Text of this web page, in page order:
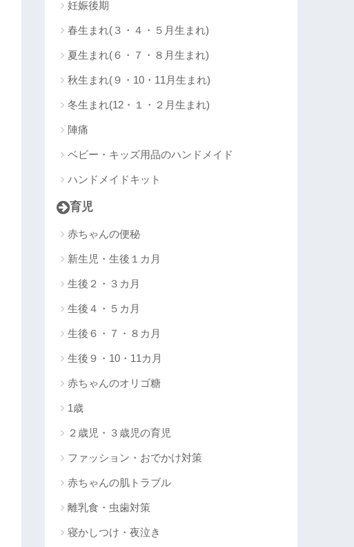
妊娠後期
春生まれ(３・４・５月生まれ)
夏生まれ(６・７・８月生まれ)
秋生まれ(９・10・11月生まれ)
冬生まれ(12・１・２月生まれ)
陣痛
ベビー・キッズ用品のハンドメイド
ハンドメイドキット
育児
赤ちゃんの便秘
新生児・生後１カ月
生後２・３カ月
生後４・５カ月
生後６・７・８カ月
生後９・10・11カ月
赤ちゃんのオリゴ糖
1歳
２歳児・３歳児の育児
ファッション・おでかけ対策
赤ちゃんの肌トラブル
離乳食・虫歯対策
寝かしつけ・夜泣き